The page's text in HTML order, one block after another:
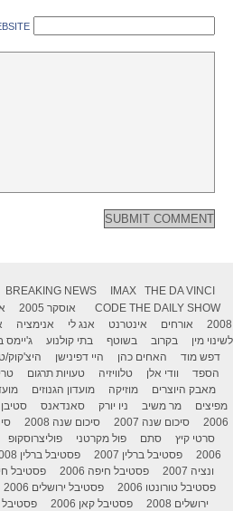
BREAKING NEWS IMAX
THE DA VINCI
CODE THE DAILY SHOW אוסקר 2005
2008
אורחים אינטרנט אנג לי אנימציה
לשינוי מין
בקרוב בשוטף בתי קולנוע ג'יימס
דפש מוד
האחים כהן היי דפינישן היצ'קוק/
הספד
וודי אלן טלוויזיה טעויות תרגום
מאבק היוצרים
מוזיקה מועדון הגנוזים
מפיצים
מר משיב ניו יורק סאנדאנס
2006
סיכום שנה 2007 סיכום שנה 2008
סרטי קיץ
סתם פול מקרטני פוליצרוסקופ
2006
פסטיבל ברלין 2007 פסטיבל ברלין 2008
ונציה 2007
פסטיבל חיפה 2006 פסטיבל חיפה
פסטיבל טורונטו 2006
פסטיבל ירושלים 2006
ירושלים 2008
פסטיבל קאן 2006 פסטיבל